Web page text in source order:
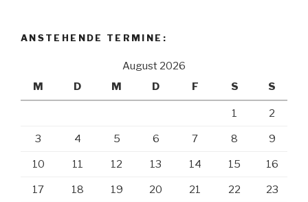
ANSTEHENDE TERMINE:
August 2026
M
D M D F S S
1 2
3 4 5 6 7 8 9
10 11 12 13 14 15 16
17 18 19 20 21 22 23